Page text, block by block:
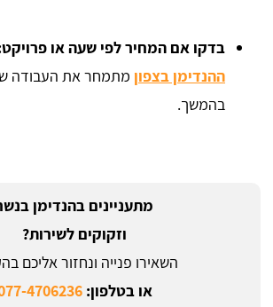
בדקו אם המחיר לפי שעה או
ההנדימן בצפון מתמחר את העבודה
בהמשך.
מתעניינים בהנדימן
וזקוקים לשירות?
השאירו פנייה ונחזור אליכם
או בטלפון:4706236